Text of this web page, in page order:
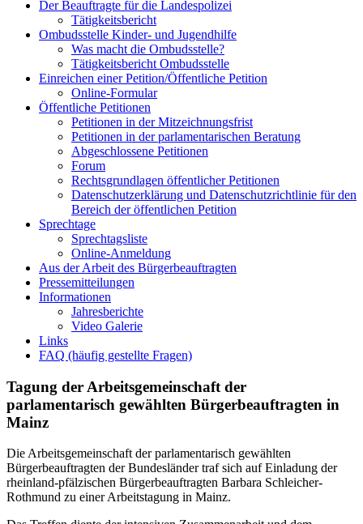
Der Beauftragte für die Landespolizei
Tätigkeitsbericht
Ombudsstelle Kinder- und Jugendhilfe
Was macht die Ombudsstelle?
Tätigkeitsbericht Ombudsstelle
Einreichen einer Petition/Öffentliche Petition
Online-Formular
Öffentliche Petitionen
Petitionen in der Mitzeichnungsfrist
Petitionen in der parlamentarischen Beratung
Abgeschlossene Petitionen
Forum
Rechtsgrundlagen öffentlicher Petitionen
Datenschutzerklärung und Datenschutzrichtlinie für den
Bereich der öffentlichen Petition
Sprechtage
Sprechtagsliste
Online-Anmeldung
Aus der Arbeit des Bürgerbeauftragten
Pressemitteilungen
Informationen
Jahresberichte
Video Galerie
Links
FAQ (häufig gestellte Fragen)
Tagung der Arbeitsgemeinschaft der
parlamentarisch gewählten Bürgerbeauftragten in
Mainz
Die Arbeitsgemeinschaft der parlamentarisch gewählten
Bürgerbeauftragten der Bundesländer traf sich auf Einladung der
rheinland-pfälzischen Bürgerbeauftragten Barbara Schleicher-
Rothmund zu einer Arbeitstagung in Mainz.